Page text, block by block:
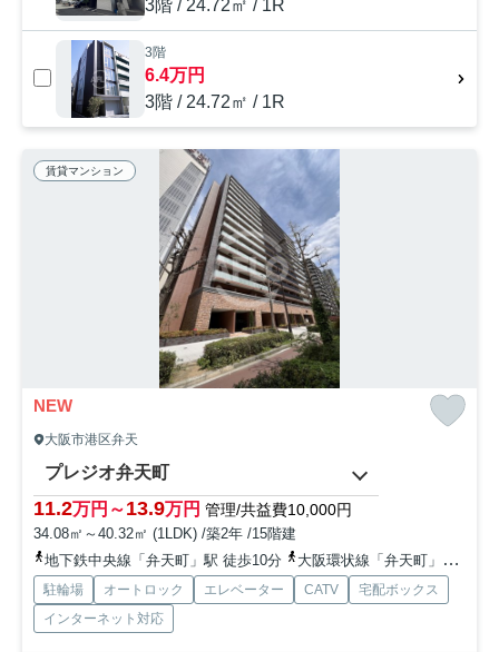
3階 / 24.72㎡ / 1R
3階
6.4万円
3階 / 24.72㎡ / 1R
賃貸マンション
NEW
大阪市港区弁天
プレジオ弁天町
11.2万円～13.9万円 管理/共益費10,000円
34.08㎡～40.32㎡ (1LDK) /築2年 /15階建
地下鉄中央線「弁天町」駅 徒歩10分
大阪環状線「弁天町」駅 徒歩10分
駐輪場 オートロック エレベーター CATV
宅配ボックス
インターネット対応